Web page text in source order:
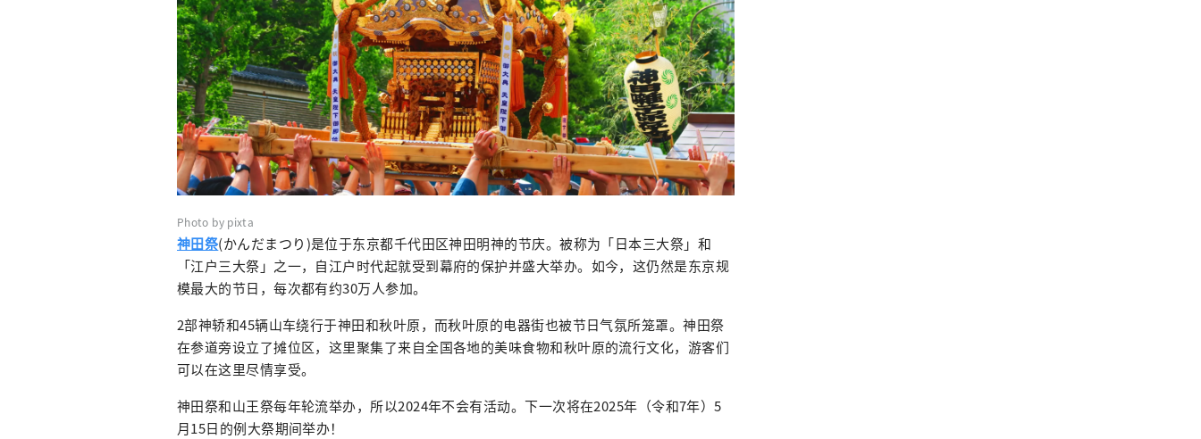
Photo by pixta
神田祭(かんだまつり)是位于东京都千代田区神田明神的节庆。被称为「日本三大祭」和
「江户三大祭」之一，自江户时代起就受到幕府的保护并盛大举办。如今，这仍然是东京规
模最大的节日，每次都有约30万人参加。
2部神轿和45辆山车绕行于神田和秋叶原，而秋叶原的电器街也被节日气氛所笼罩。神田祭
在参道旁设立了摊位区，这里聚集了来自全国各地的美味食物和秋叶原的流行文化，游客们
可以在这里尽情享受。
神田祭和山王祭每年轮流举办，所以2024年不会有活动。下一次将在2025年（令和7年）5
月15日的例大祭期间举办！